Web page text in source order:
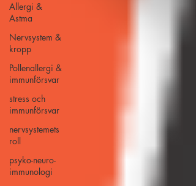
Allergi &
Astma
Nervsystem &
kropp
Pollenallergi &
immunförsvar
stress och
immunförsvar
nervsystemets
roll
psyko-neuro-
immunologi